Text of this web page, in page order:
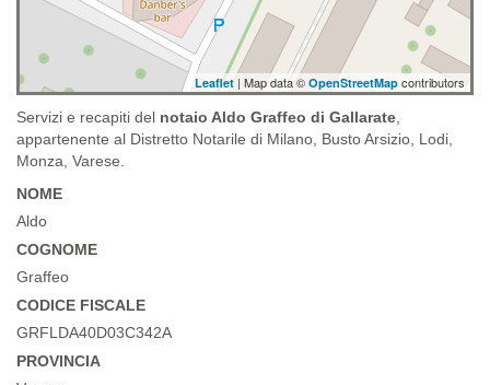
Leaflet | Map data © OpenStreetMap contributors
Servizi e recapiti del notaio Aldo Graffeo di Gallarate
appartenente al Distretto Notarile di Milano, Busto Arsizio, Lodi,
Monza, Varese.
NOME
Aldo
COGNOME
Graffeo
CODICE FISCALE
GRFLDA40D03C342A
PROVINCIA